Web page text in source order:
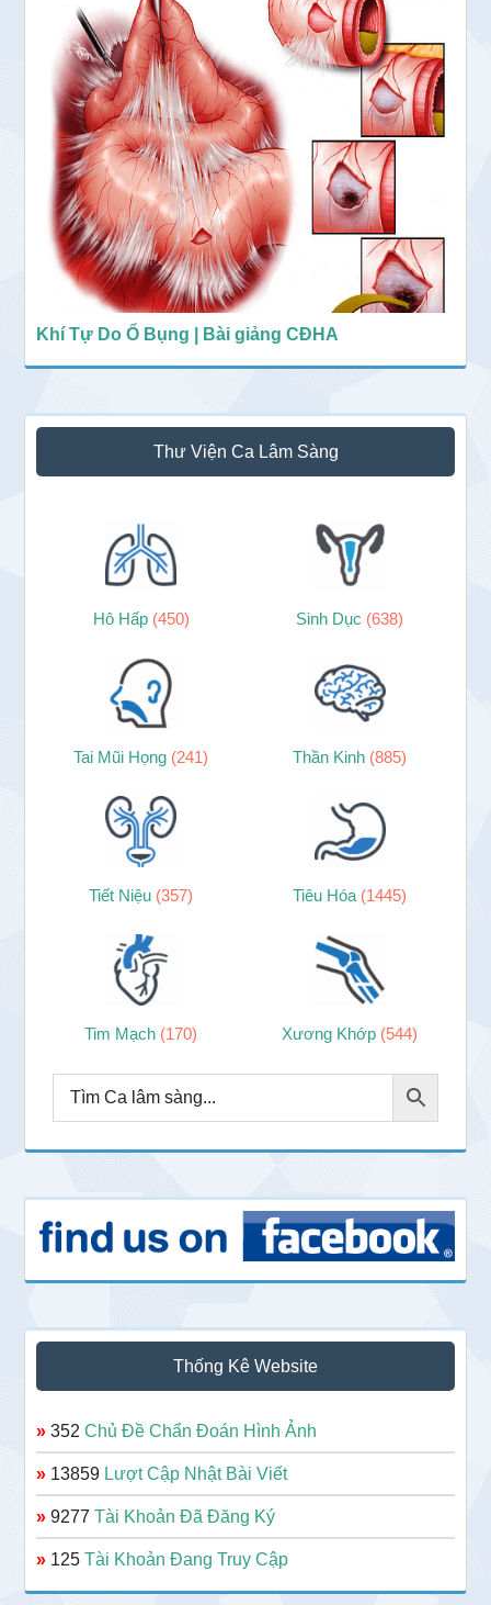
Khí Tự Do Ổ Bụng | Bài giảng CĐHA
Thư Viện Ca Lâm Sàng
Hô Hấp (450) Sinh Dục (638)
Tai Mũi Họng (241) Thần Kinh (885)
Tiết Niệu (357) Tiêu Hóa (1445)
Tim Mạch (170) Xương Khớp (544)
Thống Kê Website
» 352Chủ Đề Chẩn Đoán Hình Ảnh
» 13859 Lượt Cập Nhật Bài Viết
» 9277Tài Khoản Đã Đăng Ký
» 125Tài Khoản Đang Truy Cập